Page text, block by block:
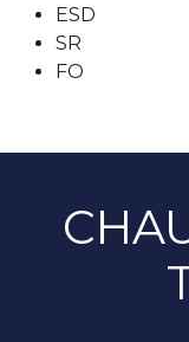
ESD
SR
FO